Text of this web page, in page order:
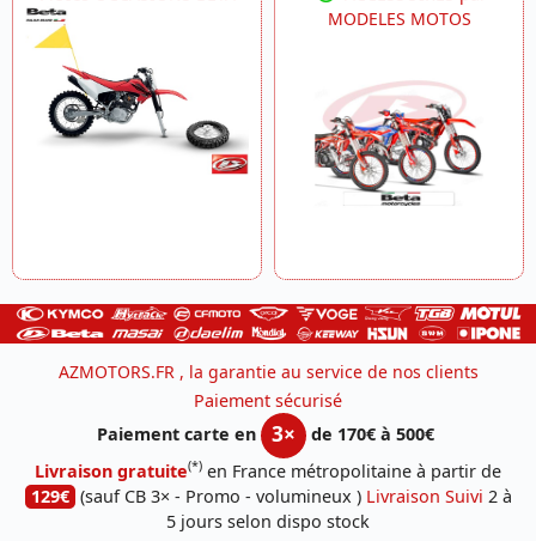
MODELES MOTOS
AZMOTORS.FR , la garantie au service de nos clients
Paiement sécurisé
Paiement carte en
3×
de 170€ à 500€
Livraison gratuite(*) en France métropolitaine à partir de
129€ (sauf CB 3× - Promo - volumineux ) Livraison Suivi 2 à
5 jours selon dispo stock